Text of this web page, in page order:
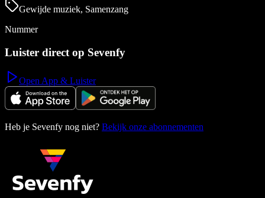
Gewijde muziek, Samenzang
Nummer
Luister direct op Sevenfy
Open App & Luister
Heb je Sevenfy nog niet? Bekijk onze abonnementen